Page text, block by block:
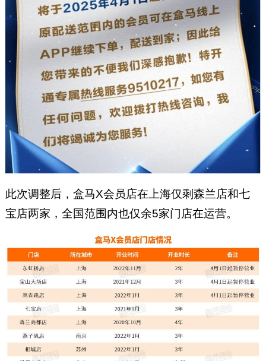
此次调整后，盒马X会员店在上海仅剩森兰店和七
宝店两家，全国范围内也仅余5家门店在运营。